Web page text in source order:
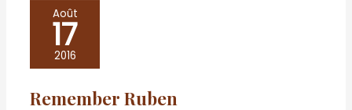
Août
17
2016
Remember Ruben
Remember
Ruben